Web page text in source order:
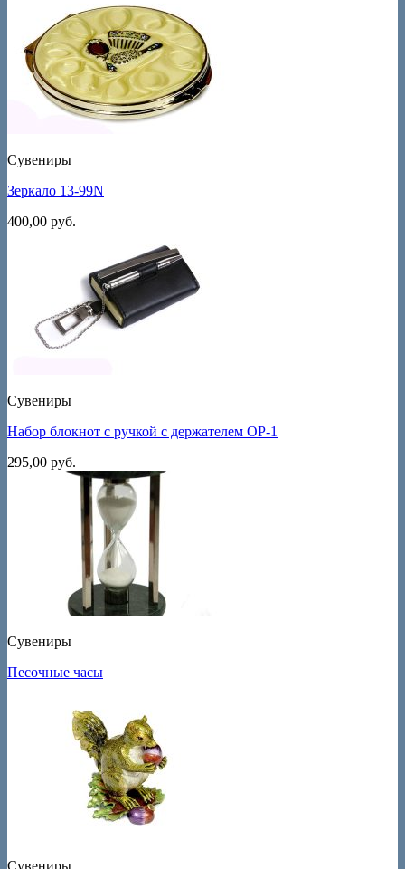
Сувениры
Зеркало 13-99N
400,00 руб.
Сувениры
Набор блокнот с ручкой с держателем ОР-1
295,00 руб.
Сувениры
Песочные часы